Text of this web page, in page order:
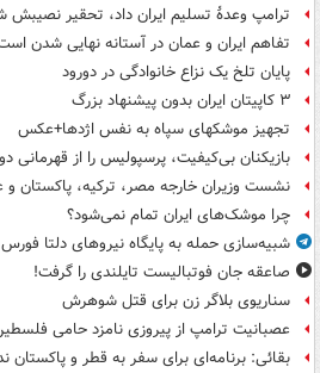
ترامپ وعدۀ تسلیم ایران داد، تحقیر نصیبش
تفاهم ایران و عمان در آستانه نهایی شدن
پایان تلخ یک نزاع خانوادگی در دورود
۳ کاپیتان ایران بدون پیشنهاد بزرگ
تجهیز موشکهای سپاه به نفس اژدها+عکس
بازیکنان بی‌کیفیت، پرسپولیس را از قهرمانی
نشست وزیران خارجه مصر، ترکیه، پاکستان و
چرا موشک‌های ایران تمام نمی‌شود؟
شبیه‌سازی حمله به پایگاه نیروهای دلتا فورس
صاعقه جان فوتبالیست تایلندی را گرفت!
سناریوی بلاگر زن برای قتل شوهرش
عصبانیت ترامپ از پیروزی نامزد حامی
بقائی: برنامه‌ای برای سفر به قطر و پاکستان